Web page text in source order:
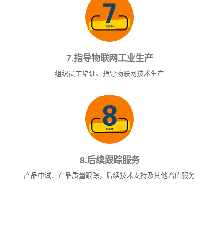
7.指导物联网工业生产
组织员工培训、指导物联网技术生产
8.后续跟踪服务
产品中试、产品质量跟踪，后续技术支持及其他增值服务